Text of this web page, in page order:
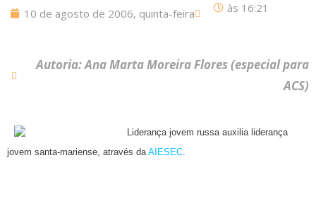
10 de agosto de 2006, quinta-feira às 16:21
Autoria: Ana Marta Moreira Flores (especial para
ACS)
Liderança jovem russa auxilia liderança
jovem santa-mariense, através daAIESEC.